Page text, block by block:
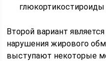
Второй вариант
нарушения жирового
выступают некоторые